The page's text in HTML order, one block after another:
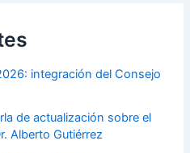
integración del Consejo
de actualización sobre el
Alberto Gutiérrez